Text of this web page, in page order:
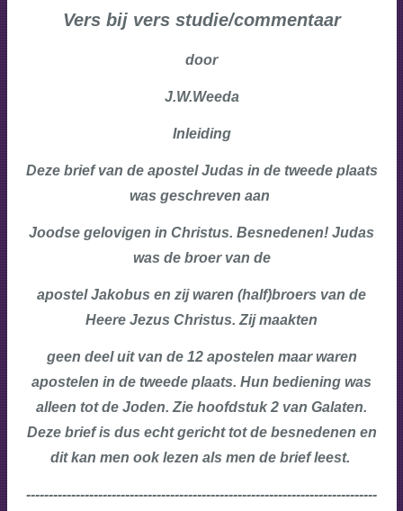
Vers bij vers studie/commentaar
door
J.W.Weeda
Inleiding
Deze brief van de apostel Judas in de tweede plaats
was geschreven aan
Joodse gelovigen in Christus. Besnedenen! Judas
was de broer van de
apostel Jakobus en zij waren (half)broers van de
Heere Jezus Christus. Zij maakten
geen deel uit van de 12 apostelen maar waren
apostelen in de tweede plaats. Hun bediening was
alleen tot de Joden. Zie hoofdstuk 2 van Galaten.
Deze brief is dus echt gericht tot de besnedenen en
dit kan men ook lezen als men de brief leest.
------------------------------------------------------------------------------